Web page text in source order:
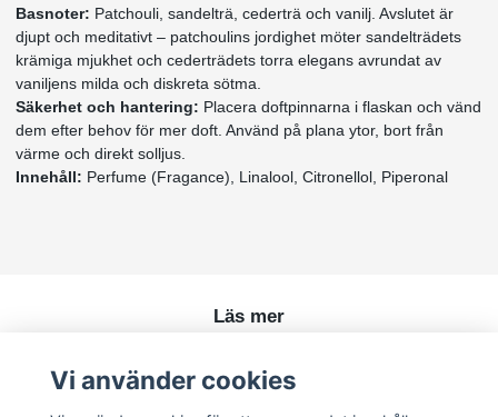
Basnoter: Patchouli, sandelträ, cederträ och vanilj. Avslutet är
djupt och meditativt – patchoulins jordighet möter sandelträdets
krämiga mjukhet och cederträdets torra elegans avrundat av
vaniljens milda och diskreta sötma.
Säkerhet och hantering: Placera doftpinnarna i flaskan och vänd
dem efter behov för mer doft. Använd på plana ytor, bort från
värme och direkt solljus.
Innehåll: Perfume (Fragance), Linalool, Citronellol, Piperonal
Läs mer
Kontakt
Vi använder cookies